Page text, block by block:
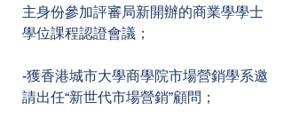
主身份參加評審局新開辦的商業學學士
學位課程認證會議；
-獲香港城市大學商學院市場營銷學系邀
請出任“新世代市場營銷”顧問；